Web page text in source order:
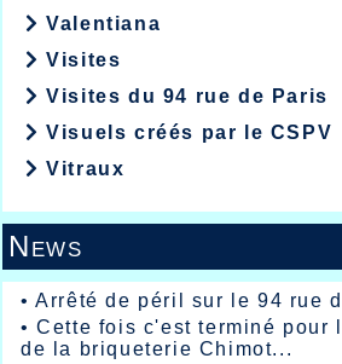
Valentiana
Visites
Visites du 94 rue de Paris
Visuels créés par le CSPV
Vitraux
News
•Arrêté de péril sur le 94 rue
•Cette fois c'est terminé pour
de la briqueterie Chimot...